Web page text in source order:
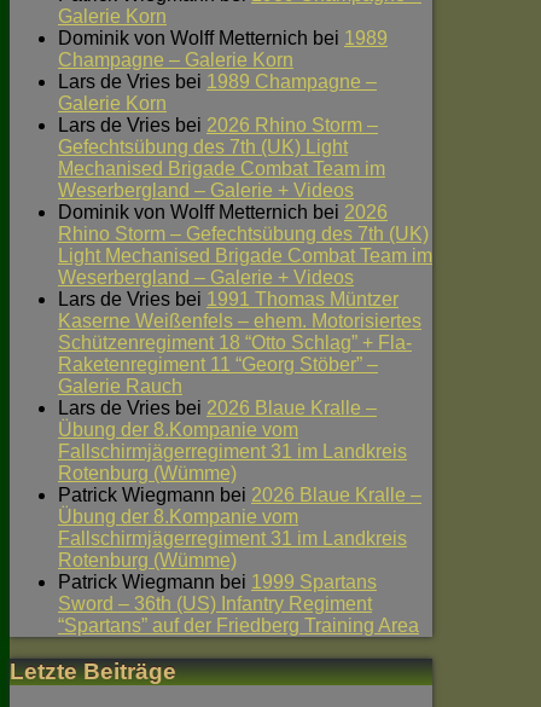
Galerie Korn
Dominik von Wolff Metternich bei 1989
Champagne – Galerie Korn
Lars de Vries bei 1989 Champagne –
Galerie Korn
Lars de Vries bei 2026 Rhino Storm –
Gefechtsübung des 7th (UK) Light
Mechanised Brigade Combat Team im
Weserbergland – Galerie + Videos
Dominik von Wolff Metternich bei 2026
Rhino Storm – Gefechtsübung des 7th (UK)
Light Mechanised Brigade Combat Team im
Weserbergland – Galerie + Videos
Lars de Vries bei 1991 Thomas Müntzer
Kaserne Weißenfels – ehem. Motorisiertes
Schützenregiment 18 “Otto Schlag” + Fla-
Raketenregiment 11 “Georg Stöber” –
Galerie Rauch
Lars de Vries bei 2026 Blaue Kralle –
Übung der 8.Kompanie vom
Fallschirmjägerregiment 31 im Landkreis
Rotenburg (Wümme)
Patrick Wiegmann bei 2026 Blaue Kralle –
Übung der 8.Kompanie vom
Fallschirmjägerregiment 31 im Landkreis
Rotenburg (Wümme)
Patrick Wiegmann bei 1999 Spartans
Sword – 36th (US) Infantry Regiment
“Spartans” auf der Friedberg Training Area
Letzte Beiträge